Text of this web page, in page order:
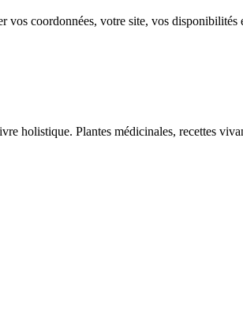
vos coordonnées, votre site, vos disponibilités
holistique. Plantes médicinales, recettes